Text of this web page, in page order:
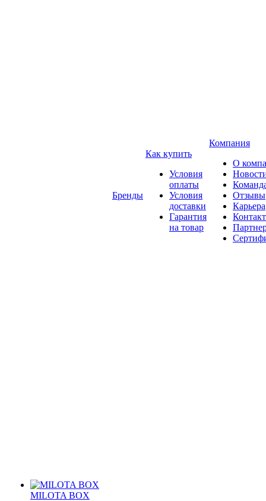
MILOTA BOX
Бренды
Как купить
Условия
оплаты
Условия
доставки
Гарантия
на товар
Компания
О
Отзывы
Карьера